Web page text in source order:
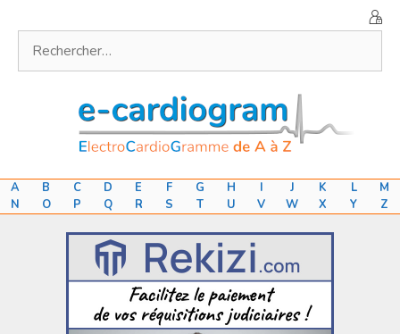
contenu
A B C D E F G H I J K L
M
N
O P Q R S T U V W X Y Z